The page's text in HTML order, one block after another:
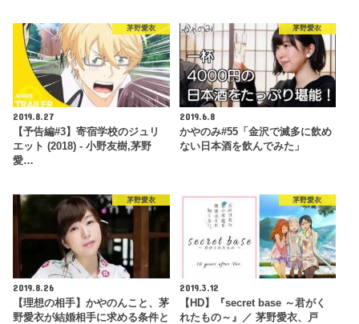
茅野愛衣
2019.8.27
【予告編#3】寄宿学校のジュリ
エット (2018) - 小野友樹,茅野
愛…
茅野愛衣
2019.6.8
かやのみ#55「金沢で滅多に飲め
ない日本酒を飲んでみた」
茅野愛衣
2019.8.26
【理想の相手】かやのんこと、茅
野愛衣が結婚相手に求める条件と
茅野愛衣
2019.3.12
【HD】『secret base ～君がく
れたもの～』／ 茅野愛衣、戸